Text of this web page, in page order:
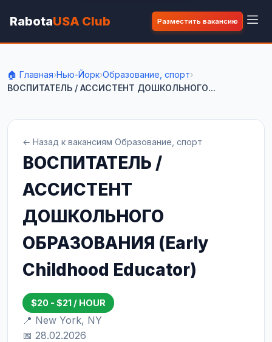
RabotaUSA Club Разместить вакансию
🏠 Главная›Нью-Йорк›Образование, спорт›
ВОСПИТАТЕЛЬ / АССИСТЕНТ ДОШКОЛЬНОГО...
← Назад к вакансиям Образование, спорт
ВОСПИТАТЕЛЬ /
АССИСТЕНТ
ДОШКОЛЬНОГО
ОБРАЗОВАНИЯ (Early
Childhood Educator)
$20 - $21 / HOUR
📍 New York, NY
📅 28.02.2026